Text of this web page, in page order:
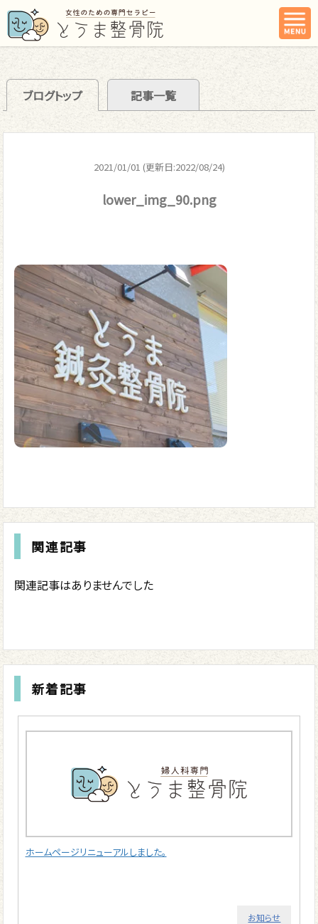
ブログトップ 記事一覧
2021/01/01 (更新日:2022/08/24)
lower_img_90.png
関連記事
関連記事はありませんでした
新着記事
ホームページリニューアルしました。
お知らせ